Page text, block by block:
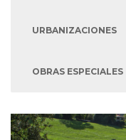
URBANIZACIONES
OBRAS ESPECIALES